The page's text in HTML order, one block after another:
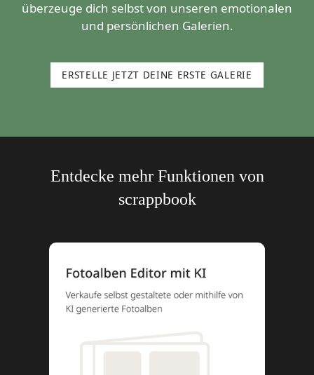
überzeuge dich selbst von unseren emotionalen
und persönlichen Galerien.
ERSTELLE JETZT DEINE ERSTE GALERIE
Entdecke mehr Funktionen von
scrappbook